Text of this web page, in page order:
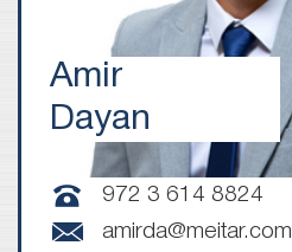
Amir
Dayan
972 3 614 8824
amirda@meitar.com